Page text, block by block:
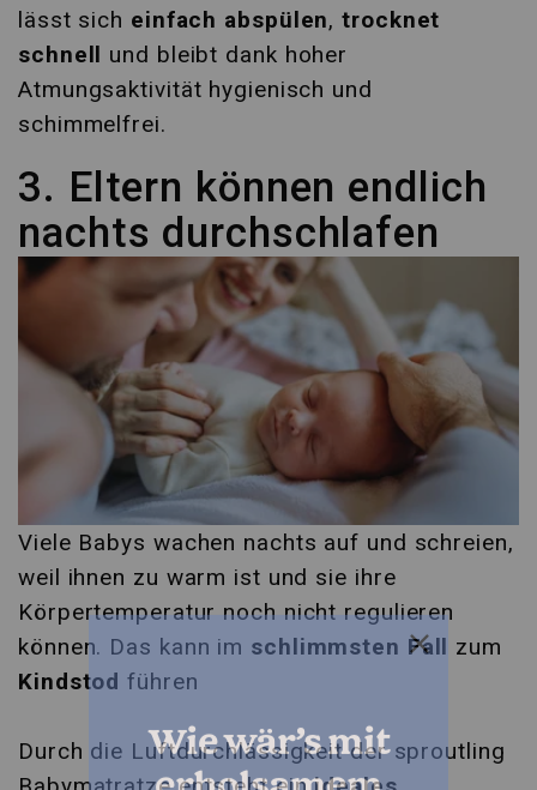
lässt sich einfach abspülen,trocknet
schnell und bleibt dank hoher
Atmungsaktivität hygienisch und
schimmelfrei.
3. Eltern können endlich
nachts durchschlafen
Viele Babys wachen nachts auf und schreien,
weil ihnen zu warm ist und sie ihre
Körpertemperatur noch nicht regulieren
können. Das kann im schlimmsten Fall zum
Kindstod führen
Durch die Luftdurchlässigkeit der sproutling
Wie wär’s mit
erholsamem